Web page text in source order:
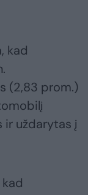
kad
(2,83 prom.)
ir uždarytas į